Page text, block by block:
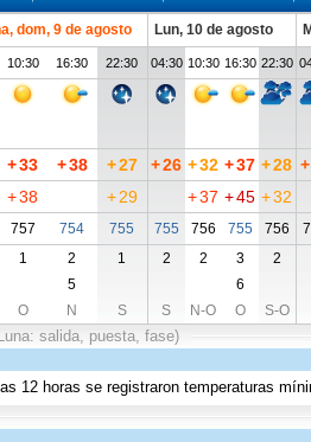
dom, 9 de agosto Lun, 10 de agosto
10:30 16:30 22:30 04:30 10:30 16:30 22:30
+33 +38 +27 +26 +32 +37 +28 +
+38 + 29 +37 +45 +32
757 754 755 755 756 755 756
1 2 1 2 2 3 2
5 6
O N S S N-O O S-O
salida, puesta, fase)
12 horas se registraron temperaturas